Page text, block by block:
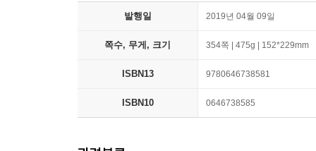
발행일 2019년 04월 09일
쪽수, 무게, 크기 354쪽 | 475g | 152*229mm
ISBN13 9780646738581
ISBN10 0646738585